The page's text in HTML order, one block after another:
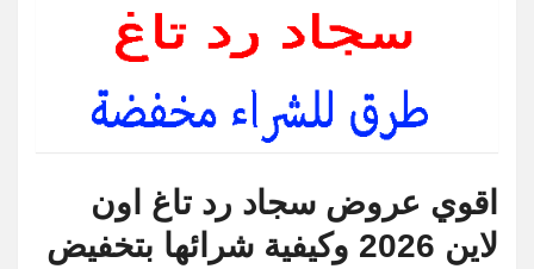
اقوي عروض سجاد رد تاغ اون
لاين 2026 وكيفية شرائها بتخفيض